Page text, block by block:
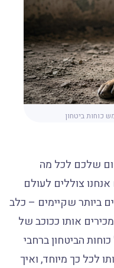
כוחות ביטחון
שלכם לכל מה
צוללים לעולם
שקיימים – כלב
אותו ככוכב של
הביטחון ברחבי
לכל כך מיוחד, ואיך